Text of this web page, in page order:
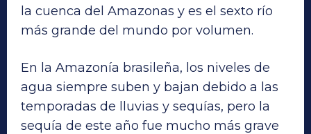
la cuenca del Amazonas y es el sexto río
más grande del mundo por volumen.
En la Amazonía brasileña, los niveles de
agua siempre suben y bajan debido a las
temporadas de lluvias y sequías, pero la
sequía de este año fue mucho más grave